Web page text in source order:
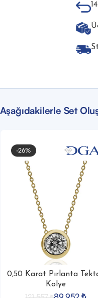
Set
-26%
0,50 Karat Pırlanta
Kolye